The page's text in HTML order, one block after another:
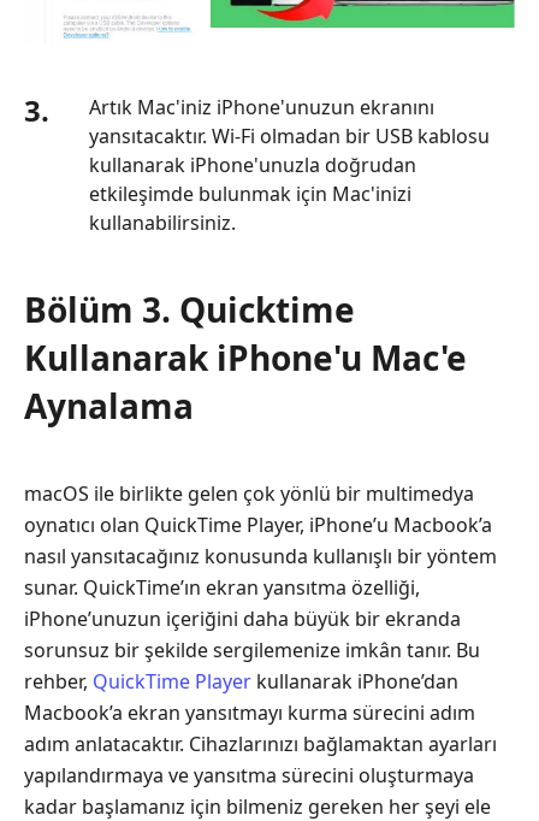
3.
Artık Mac'iniz iPhone'unuzun ekranını
yansıtacaktır. Wi-Fi olmadan bir USB kablosu
kullanarak iPhone'unuzla doğrudan
etkileşimde bulunmak için Mac'inizi
kullanabilirsiniz.
Bölüm 3. Quicktime
Kullanarak iPhone'u Mac'e
Aynalama
macOS ile birlikte gelen çok yönlü bir multimedya
oynatıcı olan QuickTime Player, iPhone’u Macbook’a
nasıl yansıtacağınız konusunda kullanışlı bir yöntem
sunar. QuickTime’ın ekran yansıtma özelliği,
iPhone’unuzun içeriğini daha büyük bir ekranda
sorunsuz bir şekilde sergilemenize imkân tanır. Bu
rehber, QuickTime Player kullanarak iPhone’dan
Macbook’a ekran yansıtmayı kurma sürecini adım
adım anlatacaktır. Cihazlarınızı bağlamaktan ayarları
yapılandırmaya ve yansıtma sürecini oluşturmaya
kadar başlamanız için bilmeniz gereken her şeyi ele